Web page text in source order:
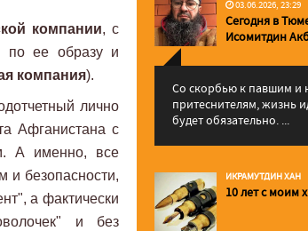
компании, с
по ее образу и
компания).
лично
Афганистана с
А именно, все
и безопасности,
а фактически
и без
03.06.2026, 23:29
Сегодня в
Исомитдин
Со скорбью к павшим и
притеснителям, жизнь
будет обязательно. ...
ИКРАМУТДИН ХАН
10 лет с моим